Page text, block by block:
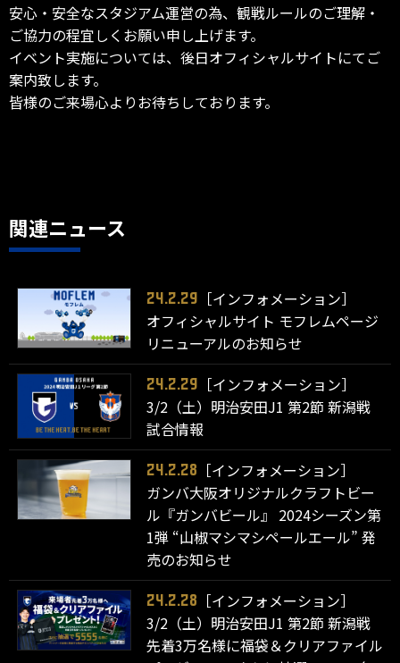
安心・安全なスタジアム運営の為、観戦ルールのご理解・
ご協力の程宜しくお願い申し上げます。
イベント実施については、後日オフィシャルサイトにてご
案内致します。
皆様のご来場心よりお待ちしております。
関連ニュース
24.2.29
［インフォメーション］
オフィシャルサイト モフレムページ
リニューアルのお知らせ
24.2.29
［インフォメーション］
3/2（土）明治安田J1 第2節 新潟戦
試合情報
24.2.28
［インフォメーション］
ガンバ大阪オリジナルクラフトビー
ル『ガンバビール』 2024シーズン第
1弾 “山椒マシマシペールエール” 発
売のお知らせ
24.2.28
［インフォメーション］
3/2（土）明治安田J1 第2節 新潟戦
先着3万名様に福袋＆クリアファイル